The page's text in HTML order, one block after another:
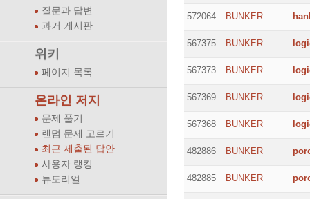
질문과 답변
과거 게시판
위키
페이지 목록
온라인 저지
문제 풀기
랜덤 문제 고르기
최근 제출된 답안
사용자 랭킹
튜토리얼
572064 BUNKER
567375 BUNKER
567373 BUNKER
567369 BUNKER
567368 BUNKER
482886 BUNKER
482885 BUNKER